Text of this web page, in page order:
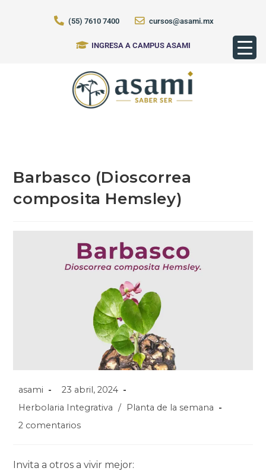
(55) 7610 7400 cursos@asami.mx
INGRESA A CAMPUS ASAMI
Barbasco (Dioscorrea
composita Hemsley)
asami
23 abril, 2024
Herbolaria Integrativa / Planta de la semana
2 comentarios
Invita a otros a vivir mejor: